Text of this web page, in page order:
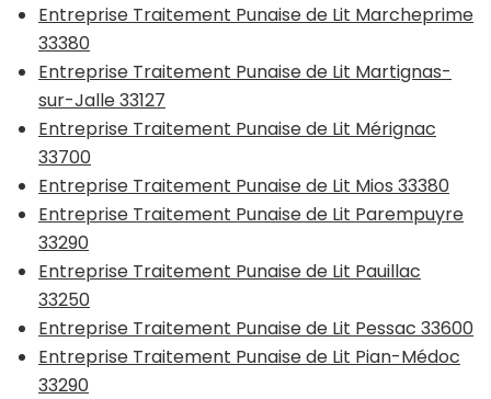
Entreprise Traitement Punaise de Lit Marcheprime
33380
Entreprise Traitement Punaise de Lit Martignas-
sur-Jalle 33127
Entreprise Traitement Punaise de Lit Mérignac
33700
Entreprise Traitement Punaise de Lit Mios 33380
Entreprise Traitement Punaise de Lit Parempuyre
33290
Entreprise Traitement Punaise de Lit Pauillac
33250
Entreprise Traitement Punaise de Lit Pessac 33600
Entreprise Traitement Punaise de Lit Pian-Médoc
33290